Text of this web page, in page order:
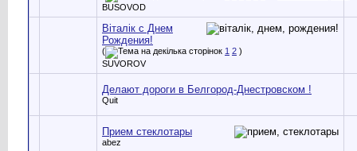
BUSOVOD
Вiталiк с Днем
Рождения!
( 1 2 )
SUVOROV
Делают дороги в Белгород-Днестровском !
Quit
Прием стеклотары
abez